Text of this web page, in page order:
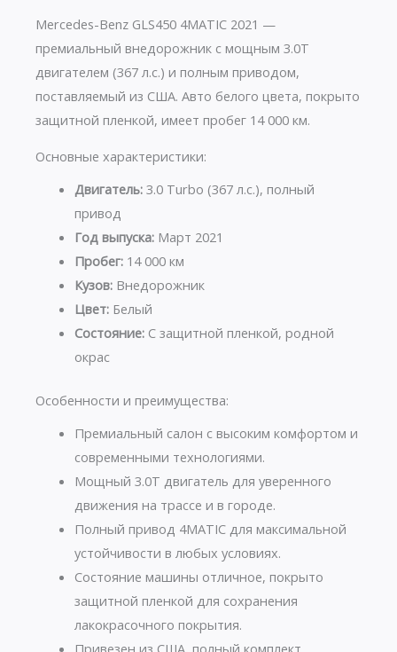
Mercedes-Benz GLS450 4MATIC 2021 —
премиальный внедорожник с мощным 3.0T
двигателем (367 л.с.) и полным приводом,
поставляемый из США. Авто белого цвета, покрыто
защитной пленкой, имеет пробег 14 000 км.
Основные характеристики:
Двигатель:3.0 Turbo (367 л.с.), полный
привод
Год выпуска:Март 2021
Пробег:14 000 км
Кузов:Внедорожник
Цвет:Белый
Состояние:С защитной пленкой, родной
окрас
Особенности и преимущества:
Премиальный салон с высоким комфортом и
современными технологиями.
Мощный 3.0T двигатель для уверенного
движения на трассе и в городе.
Полный привод 4MATIC для максимальной
устойчивости в любых условиях.
Состояние машины отличное, покрыто
защитной пленкой для сохранения
лакокрасочного покрытия.